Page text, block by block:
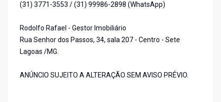
(31) 3771-3553 / (31) 99986-2898 (WhatsApp)
Rodolfo Rafael - Gestor Imobiliário
Rua Senhor dos Passos, 34, sala 207 - Centro - Sete
Lagoas /MG.
ANÚNCIO SUJEITO A ALTERAÇÃO SEM AVISO PRÉVIO.